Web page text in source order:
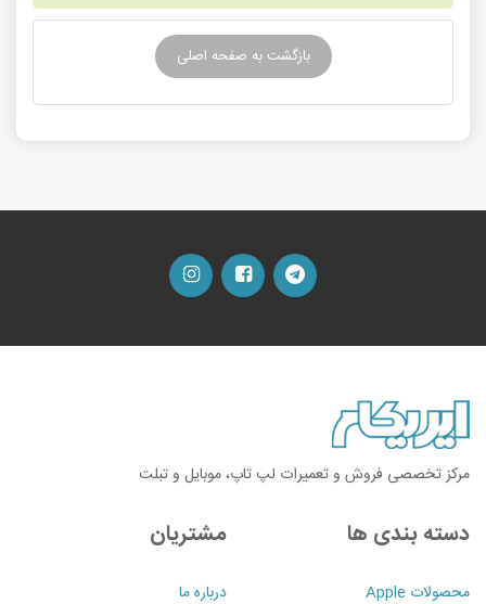
مرکز تخصصی فروش و تعمیرات لپ تاپ، موبایل و تبلت
دسته بندی ها
محصولات Apple
مشتریان
درباره ما